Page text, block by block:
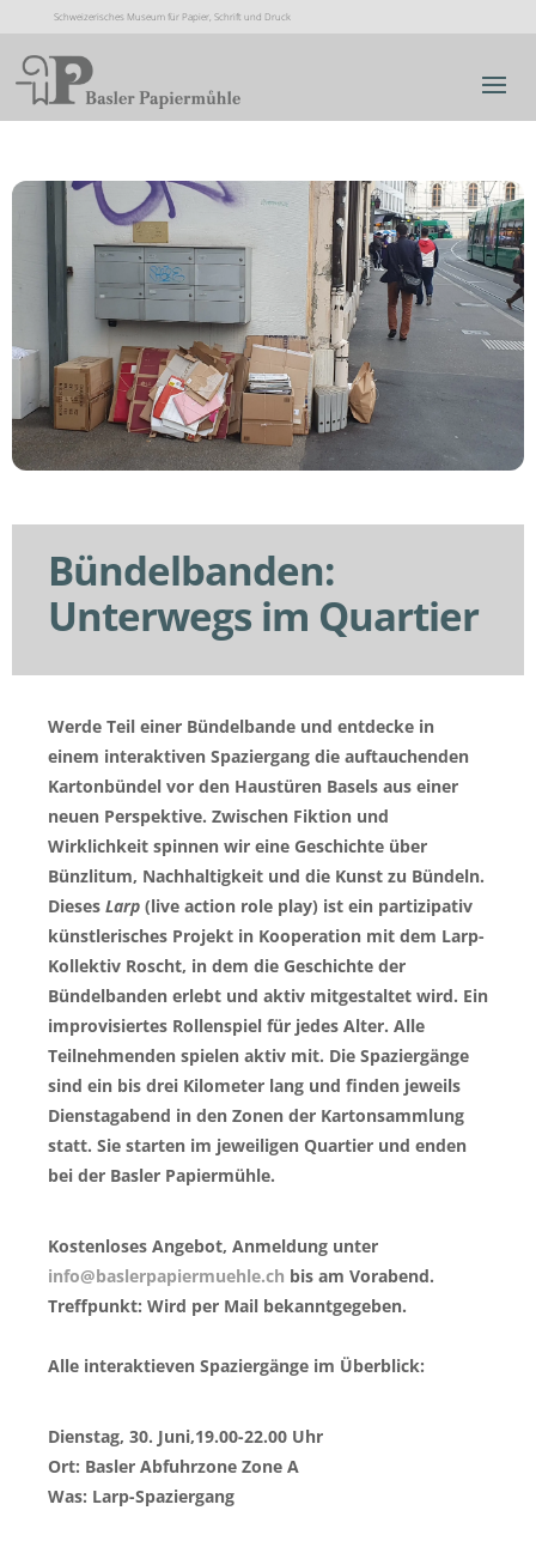
Schweizerisches Museum für Papier, Schrift und Druck
Bündelbanden:
Unterwegs im Quartier
Werde Teil einer Bündelbande und entdecke in
einem interaktiven Spaziergang die auftauchenden
Kartonbündel vor den Haustüren Basels aus einer
neuen Perspektive. Zwischen Fiktion und
Wirklichkeit spinnen wir eine Geschichte über
Bünzlitum, Nachhaltigkeit und die Kunst zu Bündeln.
Dieses Larp (live action role play) ist ein partizipativ
künstlerisches Projekt in Kooperation mit dem Larp-
Kollektiv Roscht, in dem die Geschichte der
Bündelbanden erlebt und aktiv mitgestaltet wird. Ein
improvisiertes Rollenspiel für jedes Alter. Alle
Teilnehmenden spielen aktiv mit. Die Spaziergänge
sind ein bis drei Kilometer lang und finden jeweils
Dienstagabend in den Zonen der Kartonsammlung
statt. Sie starten im jeweiligen Quartier und enden
bei der Basler Papiermühle.
Kostenloses Angebot, Anmeldung unter
info@baslerpapiermuehle.ch bis am Vorabend.
Treffpunkt: Wird per Mail bekanntgegeben.
Alle interaktieven Spaziergänge im Überblick:
Dienstag, 30. Juni,19.00-22.00 Uhr
Ort: Basler Abfuhrzone Zone A
Was: Larp-Spaziergang